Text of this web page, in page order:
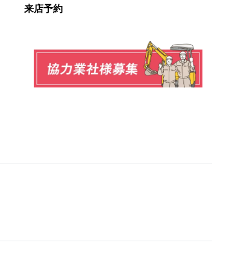
来店予約